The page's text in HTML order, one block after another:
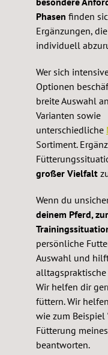
Phasen finden
Ergänzungen,
individuell
Wer sich
Optionen
breite Auswahl an
Varianten sowie
unterschiedliche
Sortiment.
großer Vielfalt
Wenn du
deinem Pferd,
persönliche
Auswahl und
Wir helfen dir
füttern. Wir
wie zum Beispiel
Fütterung
beantworten.